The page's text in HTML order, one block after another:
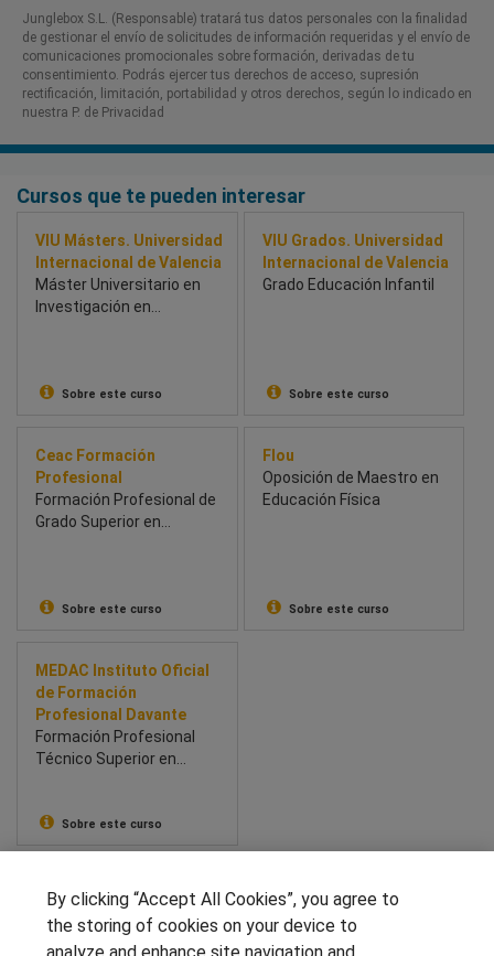
Junglebox S.L. (Responsable) tratará tus datos personales con la finalidad
de gestionar el envío de solicitudes de información requeridas y el envío de
comunicaciones promocionales sobre formación, derivadas de tu
consentimiento. Podrás ejercer tus derechos de acceso, supresión
rectificación, limitación, portabilidad y otros derechos, según lo indicado en
nuestra P. de Privacidad​
Cursos que te pueden interesar
VIU Másters. Universidad
Internacional de Valencia
Máster Universitario en
Investigación en
Sobre este curso
VIU Grados. Universidad
Internacional de Valencia
Grado Educación Infantil
Sobre este curso
Ceac Formación
Profesional
Formación Profesional de
Grado Superior en
Sobre este curso
Flou
Oposición de Maestro en
Educación Física
Sobre este curso
MEDAC Instituto Oficial
de Formación
Profesional Davante
Formación Profesional
Técnico Superior en
Sobre este curso
SÍGUENOS EN LAS REDES
By clicking “Accept All Cookies”, you agree to
the storing of cookies on your device to